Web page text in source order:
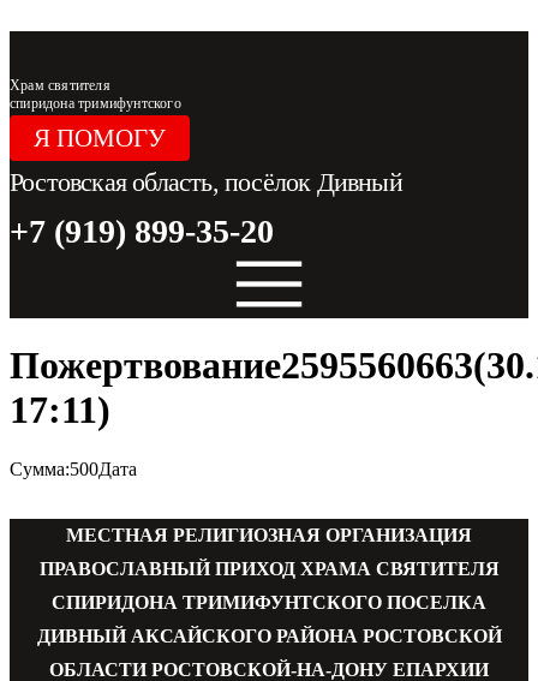
Храм святителя
спиридона тримифунтского
Я ПОМОГУ
Ростовская область, посёлок Дивный
+7 (919) 899-35-20
17:11)
Сумма:500Дата
МЕСТНАЯ РЕЛИГИОЗНАЯ ОРГАНИЗАЦИЯ
ПРАВОСЛАВНЫЙ ПРИХОД ХРАМА СВЯТИТЕЛЯ
СПИРИДОНА ТРИМИФУНТСКОГО ПОСЕЛКА
ДИВНЫЙ АКСАЙСКОГО РАЙОНА РОСТОВСКОЙ
ОБЛАСТИ РОСТОВСКОЙ-НА-ДОНУ ЕПАРХИИ